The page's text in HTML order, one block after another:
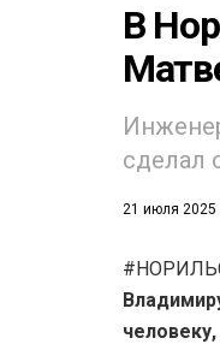
В
сделал
21 июля 2025